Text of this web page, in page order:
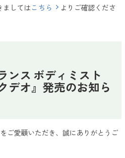
ましては こちら
よりご確認くださ
ンス ボディミスト
デオ』発売のお知ら
ご愛顧いただき、誠にありがとうご